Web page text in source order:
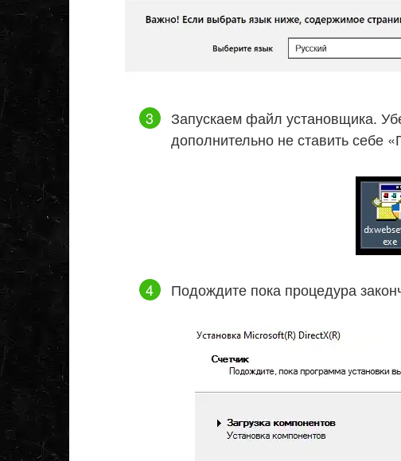
Запускаем файл установщика.
дополнительно не ставить себе
Подождите пока процедура